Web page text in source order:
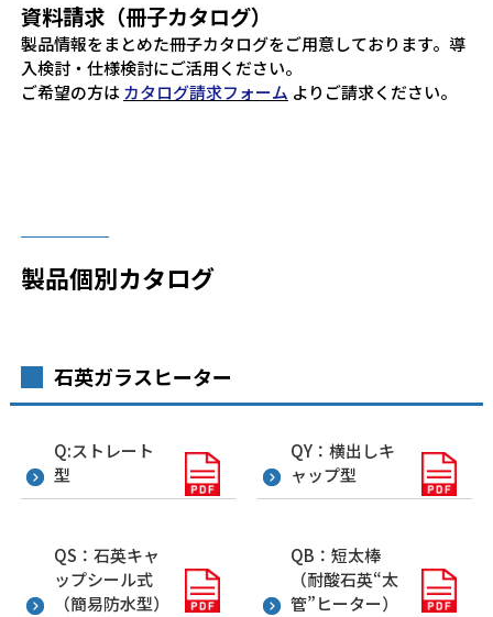
資料請求（冊子カタログ）
製品情報をまとめた冊子カタログをご用意しております。導
入検討・仕様検討にご活用ください。
ご希望の方はカタログ請求フォーム よりご請求ください。
製品個別カタログ
石英ガラスヒーター
Q:ストレート
型
QY：横出しキ
ャップ型
QS：石英キャ
ップシール式
（簡易防水型）
QB：短太棒
（耐酸石英“太
管”ヒーター）